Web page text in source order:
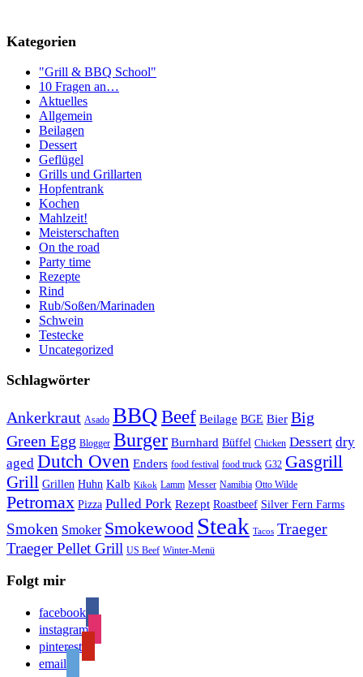
Kategorien
"Grill & BBQ School"
10 Fragen an…
Aktuelles
Allgemein
Beilagen
Dessert
Geflügel
Grills und Grillarten
Hopfentrank
Kochen
Mahlzeit!
Meisterschaften
On the road
Party time
Rezepte
Rind
Rub/Soßen/Marinaden
Schwein
Testecke
Uncategorized
Schlagwörter
Ankerkraut Asado BBQBeef Beilage BGE Bier Big
Green Egg Blogger Burger Burnhard Büffel Chicken Dessert dry
aged Dutch Oven Enders food festival food truck G32 Gasgrill
Grill Grillen Huhn Kalb Kikok Lamm Messer Namibia Otto Wilde
Petromax Pizza Pulled Pork Rezept Roastbeef Silver Fern Farms
Smoken Smoker Smokewood Steak Tacos Traeger
Traeger Pellet Grill US Beef Winter-Menü
Folgt mir
facebook
instagram
pinterest
email